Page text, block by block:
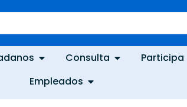
Consulta Participa
Empleados